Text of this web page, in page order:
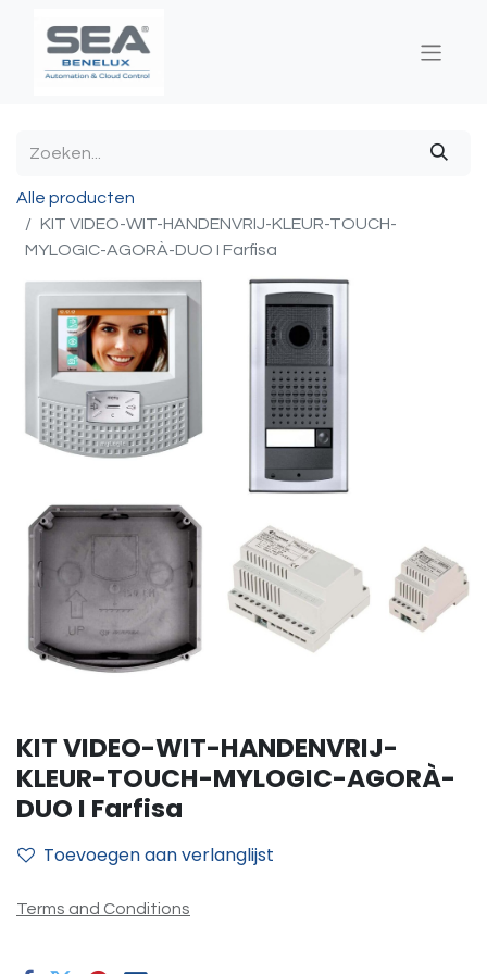
Alle producten
KIT VIDEO-WIT-HANDENVRIJ-KLEUR-TOUCH-
MYLOGIC-AGORÀ-DUO I Farfisa
KIT VIDEO-WIT-HANDENVRIJ-
KLEUR-TOUCH-MYLOGIC-AGORÀ-
DUO I Farfisa
Toevoegen aan verlanglijst
Terms and Conditions